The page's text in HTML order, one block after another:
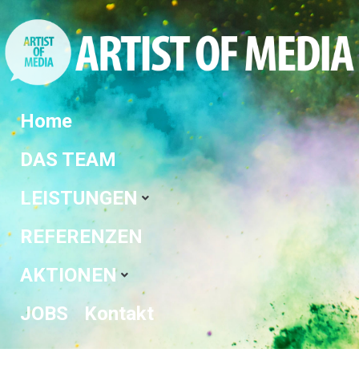
Home
DAS TEAM
LEISTUNGEN
REFERENZEN
AKTIONEN
JOBS
Kontakt